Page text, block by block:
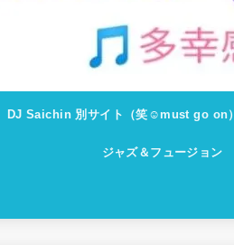
DJ Saichin 別サイト（笑☺must go on
ジャズ＆フュージョン